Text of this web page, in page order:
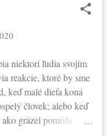
niektorí ľudia svojím
reakcie, ktoré by sme
keď malé dieťa koná
človek; alebo keď
grázel pomôže